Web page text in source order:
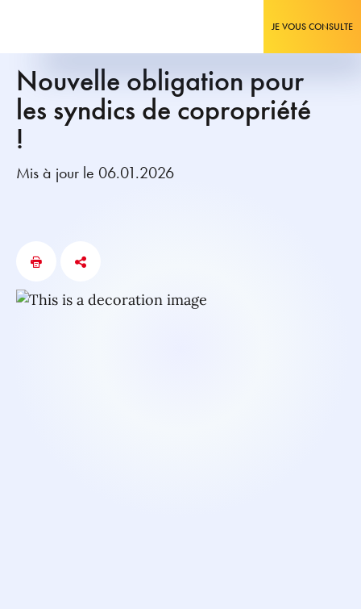
JE VOUS CONSULTE
Nouvelle obligation pour
les syndics de copropriété
!
Mis à jour le 06.01.2026